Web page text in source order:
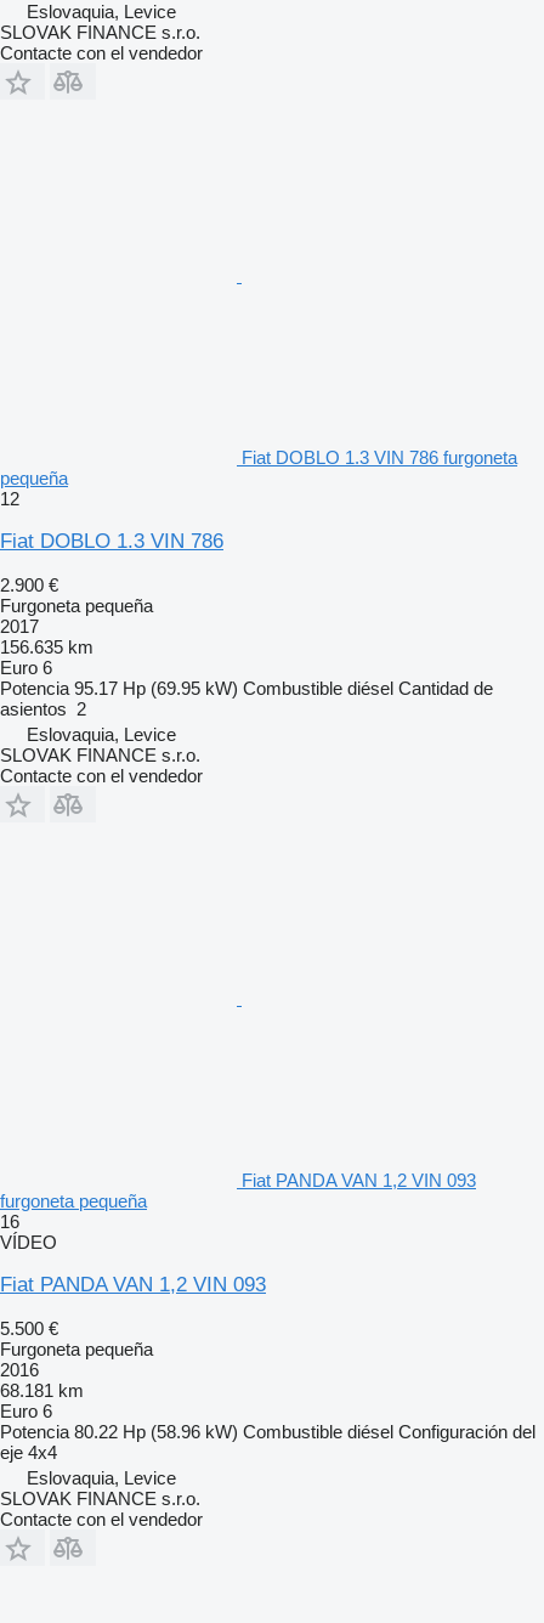
Eslovaquia, Levice
SLOVAK FINANCE s.r.o.
Contacte con el vendedor
Fiat DOBLO 1.3 VIN 786 furgoneta
pequeña
12
Fiat DOBLO 1.3 VIN 786
2.900 €
Furgoneta pequeña
2017
156.635 km
Euro 6
Potencia 95.17 Hp (69.95 kW) Combustible diésel Cantidad de
asientos 2
Eslovaquia, Levice
SLOVAK FINANCE s.r.o.
Contacte con el vendedor
Fiat PANDA VAN 1,2 VIN 093
furgoneta pequeña
16
VÍDEO
Fiat PANDA VAN 1,2 VIN 093
5.500 €
Furgoneta pequeña
2016
68.181 km
Euro 6
Potencia 80.22 Hp (58.96 kW) Combustible diésel Configuración del
eje 4x4
Eslovaquia, Levice
SLOVAK FINANCE s.r.o.
Contacte con el vendedor